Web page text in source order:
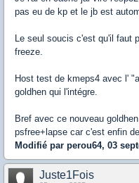
pas eu de kp et le jb est
Le seul soucis c'est qu'il faut
freeze.
Host test de kmeps4 avec l'
goldhen qui l'intégre.
Bref avec ce nouveau
psfree+lapse car c'est enfin
Modifié par perou64, 03
Juste1Fois